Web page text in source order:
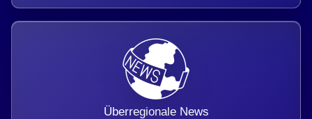
Überregionale News